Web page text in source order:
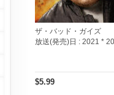
ザ・バッド・ガイズ
放送(発売)日 : 2021 *
$5.99